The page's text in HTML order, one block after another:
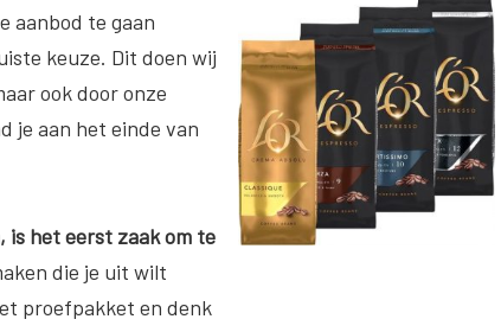
aanbod te gaan
keuze. Dit doen wij
ook door onze
je aan het einde van
het eerst zaak om te
die je uit wilt
proefpakket en denk